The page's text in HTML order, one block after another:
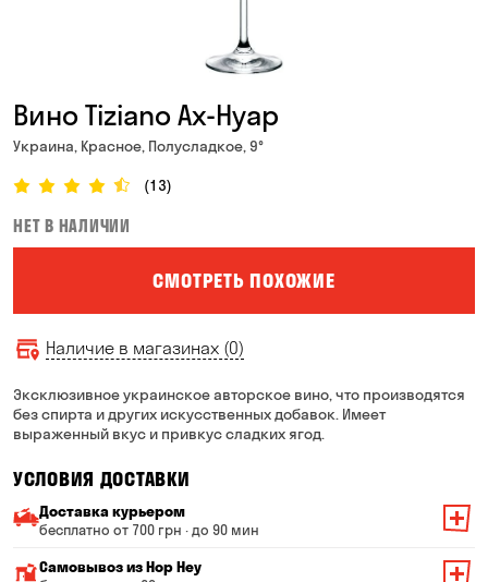
Вино Tiziano Ах-Нуар
Украина, Красное, Полусладкое, 9°
(13)
НЕТ В НАЛИЧИИ
СМОТРЕТЬ ПОХОЖИЕ
Наличие в магазинах (0)
Эксклюзивное украинское авторское вино, что производятся
без спирта и других искусственных добавок. Имеет
выраженный вкус и привкус сладких ягод.
УСЛОВИЯ ДОСТАВКИ
Доставка курьером
бесплатно от 700 грн · до 90 мин
Минимальная сумма всего заказа — 200 грн
Самовывоз из Hop Hey